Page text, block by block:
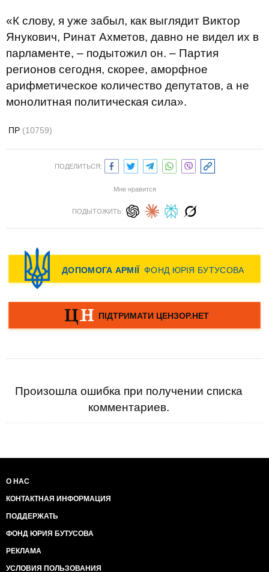
«К слову, я уже забыл, как выглядит Виктор
Янукович, Ринат Ахметов, давно не видел их в
парламенте, – подытожил он. – Партия
регионов сегодня, скорее, аморфное
арифметическое количество депутатов, а не
монолитная политическая сила».
ПР (10759)
ПОДЕЛИТЬСЯ:
Мне нравится
ПОДЫТОЖИТЬ:
Произошла ошибка при получении списка
комментариев.
О НАС
КОНТАКТНАЯ ИНФОРМАЦИЯ
ПОДДЕРЖАТЬ
ФОНД ЮРИЯ БУТУСОВА
РЕКЛАМА
УСЛОВИЯ ПОЛЬЗОВАНИЯ